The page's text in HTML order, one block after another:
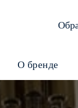
О бренде